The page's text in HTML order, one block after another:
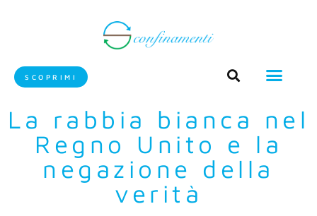
SCOPRIMI
La rabbia bianca nel
Regno Unito e la
negazione della
verità